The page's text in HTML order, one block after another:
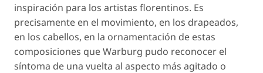
inspiración para los artistas florentinos. Es
precisamente en el movimiento, en los drapeados,
en los cabellos, en la ornamentación de estas
composiciones que Warburg pudo reconocer el
síntoma de una vuelta al aspecto más agitado o